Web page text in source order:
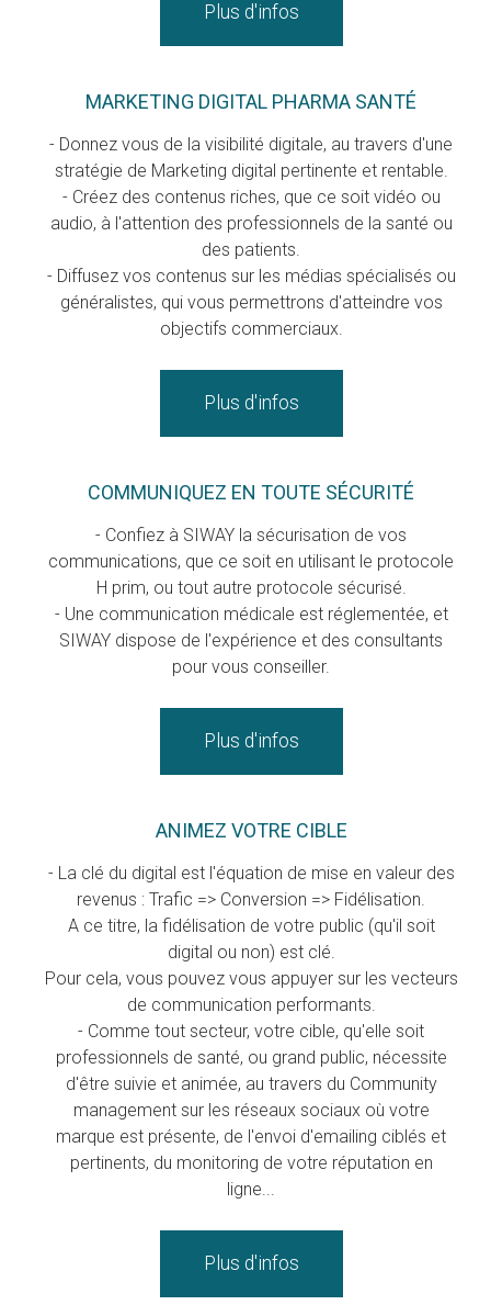
Plus d'infos
MARKETING DIGITAL PHARMA SANTÉ
- Donnez vous de la visibilité digitale, au travers d'une
stratégie de Marketing digital pertinente et rentable.
- Créez des contenus riches, que ce soit vidéo ou
audio, à l'attention des professionnels de la santé ou
des patients.
- Diffusez vos contenus sur les médias spécialisés ou
généralistes, qui vous permettrons d'atteindre vos
objectifs commerciaux.
Plus d'infos
COMMUNIQUEZ EN TOUTE SÉCURITÉ
- Confiez à SIWAY la sécurisation de vos
communications, que ce soit en utilisant le protocole
H prim, ou tout autre protocole sécurisé.
- Une communication médicale est réglementée, et
SIWAY dispose de l'expérience et des consultants
pour vous conseiller.
Plus d'infos
ANIMEZ VOTRE CIBLE
- La clé du digital est l'équation de mise en valeur des
revenus : Trafic => Conversion => Fidélisation.
A ce titre, la fidélisation de votre public (qu'il soit
digital ou non) est clé.
Pour cela, vous pouvez vous appuyer sur les vecteurs
de communication performants.
- Comme tout secteur, votre cible, qu'elle soit
professionnels de santé, ou grand public, nécessite
d'être suivie et animée, au travers du Community
management sur les réseaux sociaux où votre
marque est présente, de l'envoi d'emailing ciblés et
pertinents, du monitoring de votre réputation en
ligne...
Plus d'infos